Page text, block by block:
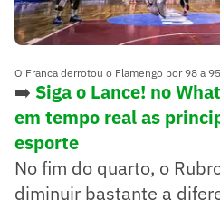
O Franca derrotou o Flamengo por 98 a
➡️ Siga o Lance! no
em tempo real as
esporte
No fim do quarto, o
diminuir bastante a